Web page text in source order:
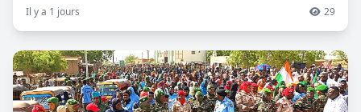
Il y a 1 jours 29